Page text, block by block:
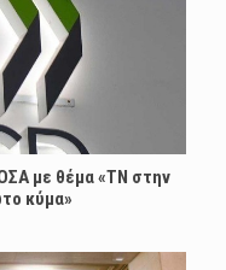
με θέμα «ΤΝ στην
κύμα»